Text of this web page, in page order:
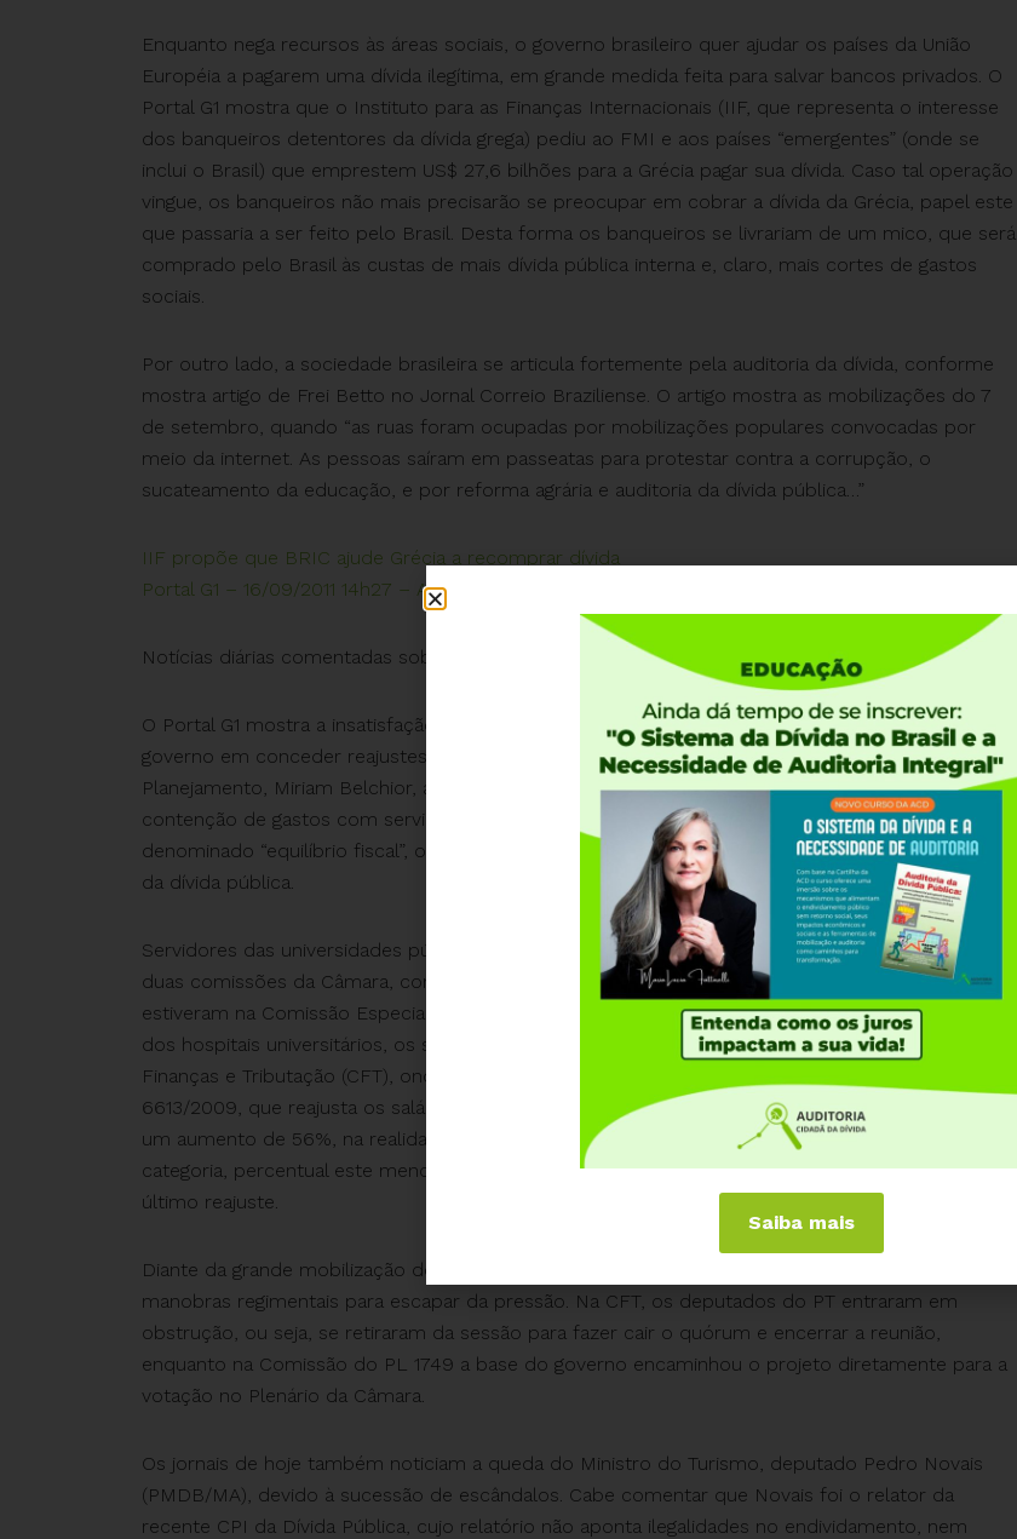
Enquanto nega recursos às áreas sociais, o governo brasileiro quer ajudar os países da União
Européia a pagarem uma dívida ilegítima, em grande medida feita para salvar bancos privados. O
Portal G1 mostra que o Instituto para as Finanças Internacionais (IIF, que representa o interesse
dos banqueiros detentores da dívida grega) pediu ao FMI e aos países “emergentes” (onde se
inclui o Brasil) que emprestem US$ 27,6 bilhões para a Grécia pagar sua dívida. Caso tal operação
vingue, os banqueiros não mais precisarão se preocupar em cobrar a dívida da Grécia, papel este
que passaria a ser feito pelo Brasil. Desta forma os banqueiros se livrariam de um mico, que será
comprado pelo Brasil às custas de mais dívida pública interna e, claro, mais cortes de gastos
sociais.
Por outro lado, a sociedade brasileira se articula fortemente pela auditoria da dívida, conforme
mostra artigo de Frei Betto no Jornal Correio Braziliense. O artigo mostra as mobilizações do 7
de setembro, quando “as ruas foram ocupadas por mobilizações populares convocadas por
meio da internet. As pessoas saíram em passeatas para protestar contra a corrupção, o
sucateamento da educação, e por reforma agrária e auditoria da dívida pública…”
IIF propõe que BRIC ajude Grécia a recomprar dívida
Portal G1 – 16/09/2011 14h27 – Atualizado em 16/09/2011 14h27
Notícias diárias comentadas sobre a dívida – 14.09.2011
O Portal G1 mostra a insatisfação de várias categorias de servidores públicos com a recusa do
governo em conceder reajustes salariais. Sindicalistas protestaram na sessão onde a Ministra do
Planejamento, Miriam Belchior, apresentava a proposta orçamentária para 2012, que prevê grande
contenção de gastos com servidores. A eterna justificativa para este arrocho é a preservação do
denominado “equilíbrio fiscal”, o que em bom português significa a priorização dos pagamentos
da dívida pública.
Servidores das universidades públicas e do judiciário também marcaram presença em outras
duas comissões da Câmara, conforme mostra a Agência Câmara. Enquanto os primeiros
estiveram na Comissão Especial do Projeto de Lei 1749/2011, protestando contra a privatização
dos hospitais universitários, os servidores do Judiciário compareceram em peso na Comissão de
Finanças e Tributação (CFT), onde há mais de um ano se encontra parado o Projeto de Lei (PL)
6613/2009, que reajusta os salários da categoria. Apesar do governo dizer que este projeto prevê
um aumento de 56%, na realidade o PL reajusta em apenas 29,77% o valor total gasto com a
categoria, percentual este menor que as perdas inflacionárias desde 2006, quando ocorreu o
último reajuste.
Diante da grande mobilização dos servidores, parlamentares da base do governo se valeram de
manobras regimentais para escapar da pressão. Na CFT, os deputados do PT entraram em
obstrução, ou seja, se retiraram da sessão para fazer cair o quórum e encerrar a reunião,
enquanto na Comissão do PL 1749 a base do governo encaminhou o projeto diretamente para a
votação no Plenário da Câmara.
Os jornais de hoje também noticiam a queda do Ministro do Turismo, deputado Pedro Novais
(PMDB/MA), devido à sucessão de escândalos. Cabe comentar que Novais foi o relator da
recente CPI da Dívida Pública, cujo relatório não aponta ilegalidades no endividamento, nem
Saiba mais